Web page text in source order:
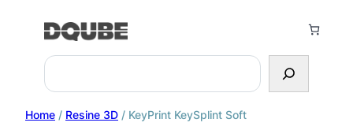
Search
Home / Resine 3D / KeyPrint KeySplint Soft